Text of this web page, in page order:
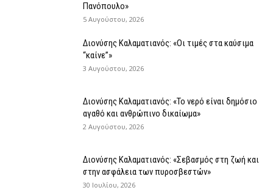
Πανόπουλο»
5 Αυγούστου, 2026
Διονύσης Καλαματιανός: «Οι τιμές στα καύσιμα
“καίνε”»
3 Αυγούστου, 2026
Διονύσης Καλαματιανός: «Το νερό είναι δημόσιο
αγαθό και ανθρώπινο δικαίωμα»
2 Αυγούστου, 2026
Διονύσης Καλαματιανός: «Σεβασμός στη ζωή και
στην ασφάλεια των πυροσβεστών»
30 Ιουλίου, 2026